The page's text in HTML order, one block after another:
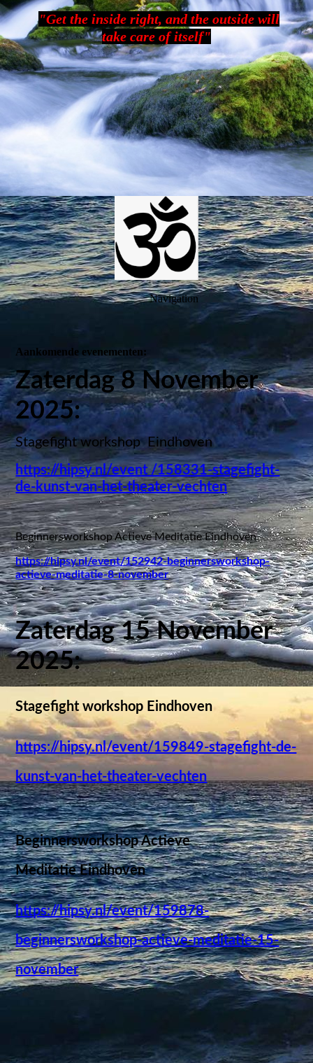
"Get the inside right, and the outside will
take care of itself"
Navigation
Aankomende evenementen:
Zaterdag 8 November
2025:
Stagefight workshop Eindhoven
https://hipsy.nl/event /158331-stagefight-
de-kunst-van-het-theater-vechten
Beginnersworkshop Actieve Meditatie Eindhoven
https://hipsy.nl/event/152942-beginnersworkshop-
actieve-meditatie-8-november
Zaterdag 15 November
2025:
Stagefight workshop Eindhoven
https://hipsy.nl/event/159849-stagefight-de-
kunst-van-het-theater-vechten
Beginnersworkshop Actieve
Meditatie Eindhoven
https://hipsy.nl/event/159878-
beginnersworkshop-actieve-meditatie-15-
november